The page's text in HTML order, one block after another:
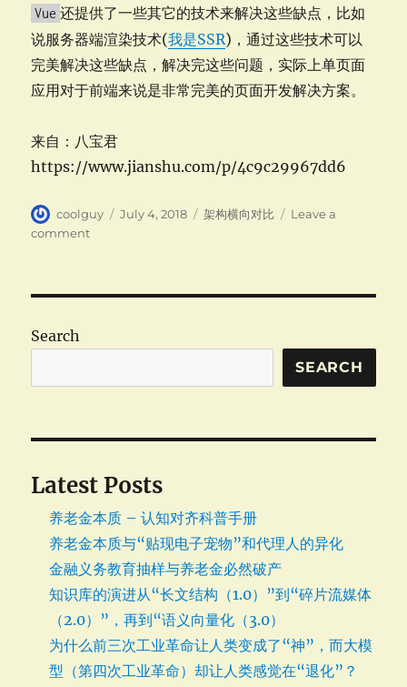
Vue 还提供了一些其它的技术来解决这些缺点，比如
说服务器端渲染技术(我是SSR)，通过这些技术可以
完美解决这些缺点，解决完这些问题，实际上单页面
应用对于前端来说是非常完美的页面开发解决方案。
来自：八宝君
https://www.jianshu.com/p/4c9c29967dd6
Author
coolguy
Posted
July 4, 2018 Categories
架构横向对比
Leave a
commenton
比-
页
与
页
用
Search
SEARCH
Latest Posts
养老金本质 – 认知对齐科普手册
养老金本质与“贴现电子宠物”和代理人的异化
金融义务教育抽样与养老金必然破产
知识库的演进从“长文结构（1.0）”到“碎片流媒体
（2.0）”，再到“语义向量化（3.0）
为什么前三次工业革命让人类变成了“神”，而大模
型（第四次工业革命）却让人类感觉在“退化”？